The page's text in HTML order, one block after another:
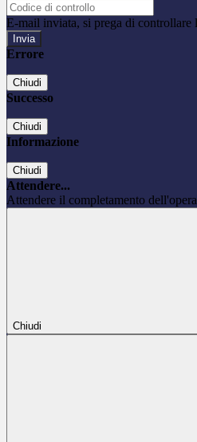
E-mail inviata, si prega di controllare
Errore
Chiudi
Successo
Chiudi
Informazione
Chiudi
Attendere...
Attendere il completamento
Chiudi